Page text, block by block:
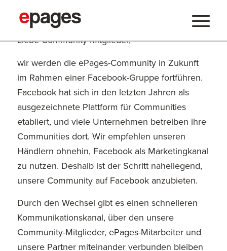
Liebe Community-Mitglieder,
wir werden die ePages-Community in Zukunft
im Rahmen einer Facebook-Gruppe fortführen.
Facebook hat sich in den letzten Jahren als
ausgezeichnete Plattform für Communities
etabliert, und viele Unternehmen betreiben ihre
Communities dort. Wir empfehlen unseren
Händlern ohnehin, Facebook als Marketingkanal
zu nutzen. Deshalb ist der Schritt naheliegend,
unsere Community auf Facebook anzubieten.
Durch den Wechsel gibt es einen schnelleren
Kommunikationskanal, über den unsere
Community-Mitglieder, ePages-Mitarbeiter und
unsere Partner miteinander verbunden bleiben